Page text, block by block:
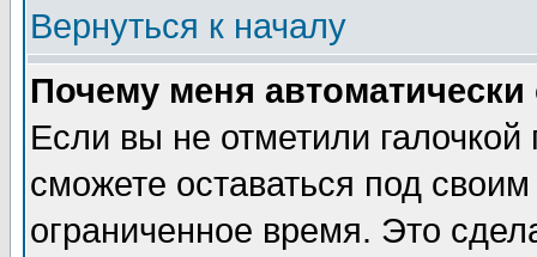
Вернуться к началу
Почему меня автоматически
Если вы не отметили галочкой
сможете оставаться под
ограниченное время. Это